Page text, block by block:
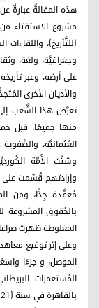
هذه المقالةُ عبارةٌ
مشروع الاستفتاء
(للتَّأريخ)،
وجغرافيَّة، ولغة،
على أرضه، وعبر
والأديان الأخرى
تعرَّض هذا الشَّعب إلى
منها جميعًا. قبل
وشتّت الأُمَّة
وإرادتهم قُسِّمت
مُعقَّدة جِدًّا، ومن
بالحُقوق المشروعة
المغلوطة ظهرت
وعلى إثر توقيع
الموصل، و جزءًا
المُستعمرات